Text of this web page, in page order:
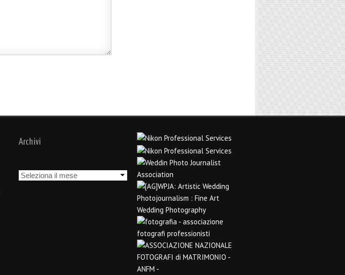
Archivi
Archivi